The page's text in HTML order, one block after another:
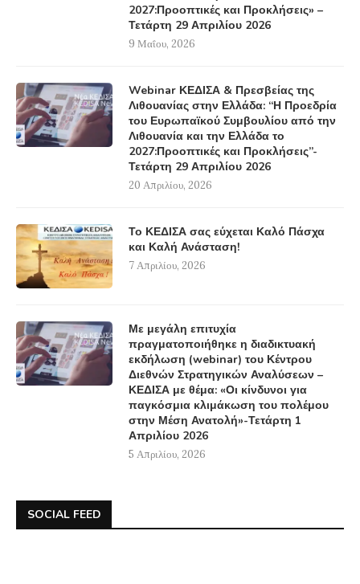
2027:Προοπτικές και Προκλήσεις» –
Τετάρτη 29 Απριλίου 2026
9 Μαΐου, 2026
Webinar ΚΕΔΙΣΑ & Πρεσβείας της
Λιθουανίας στην Ελλάδα: “Η Προεδρία
του Ευρωπαϊκού Συμβουλίου από την
Λιθουανία και την Ελλάδα το
2027:Προοπτικές και Προκλήσεις”-
Τετάρτη 29 Απριλίου 2026
20 Απριλίου, 2026
Το ΚΕΔΙΣΑ σας εύχεται Καλό Πάσχα
και Καλή Ανάσταση!
7 Απριλίου, 2026
Με μεγάλη επιτυχία
πραγματοποιήθηκε η διαδικτυακή
εκδήλωση (webinar) του Κέντρου
Διεθνών Στρατηγικών Αναλύσεων –
ΚΕΔΙΣΑ με θέμα: «Οι κίνδυνοι για
παγκόσμια κλιμάκωση του πολέμου
στην Μέση Ανατολή»-Τετάρτη 1
Απριλίου 2026
5 Απριλίου, 2026
SOCIAL FEED